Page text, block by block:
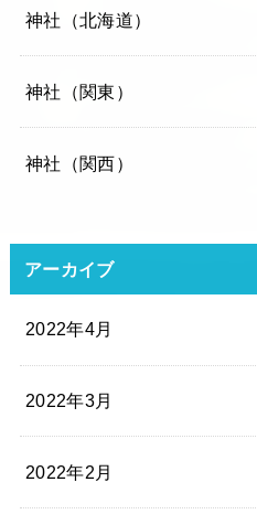
神社（北海道）
神社（関東）
神社（関西）
アーカイブ
2022年4月
2022年3月
2022年2月